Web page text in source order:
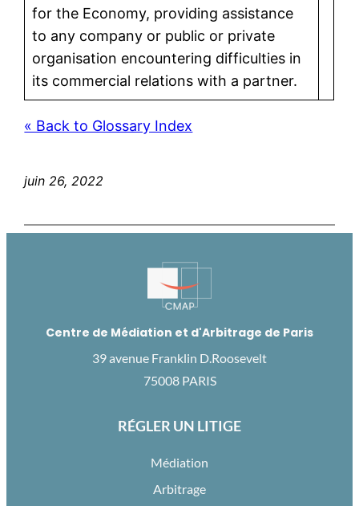
for the Economy, providing assistance
to any company or public or private
organisation encountering difficulties in
its commercial relations with a partner.
« Back to Glossary Index
juin 26, 2022
Centre de Médiation et d'Arbitrage de Paris
39 avenue Franklin D.Roosevelt
75008 PARIS
RÉGLER UN LITIGE
Médiation
Arbitrage